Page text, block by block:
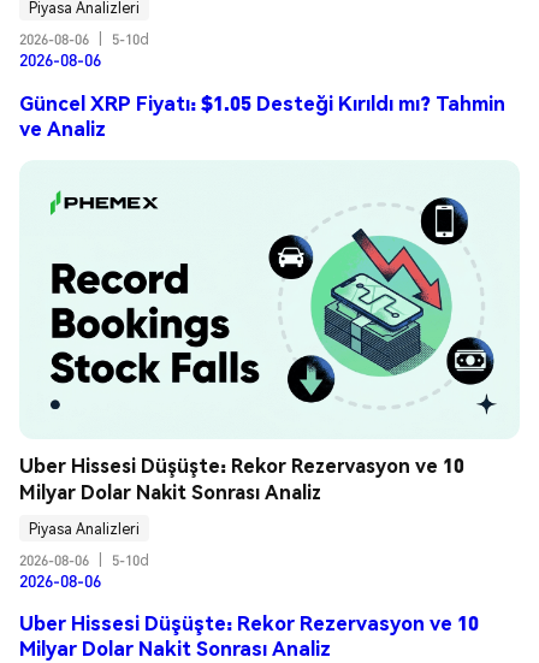
Piyasa Analizleri
2026-08-06
5-10d
2026-08-06
Güncel XRP Fiyatı: $1.05 Desteği Kırıldı mı? Tahmin
ve Analiz
Uber Hissesi Düşüşte: Rekor Rezervasyon ve 10
Milyar Dolar Nakit Sonrası Analiz
Piyasa Analizleri
2026-08-06
5-10d
2026-08-06
Uber Hissesi Düşüşte: Rekor Rezervasyon ve 10
Milyar Dolar Nakit Sonrası Analiz